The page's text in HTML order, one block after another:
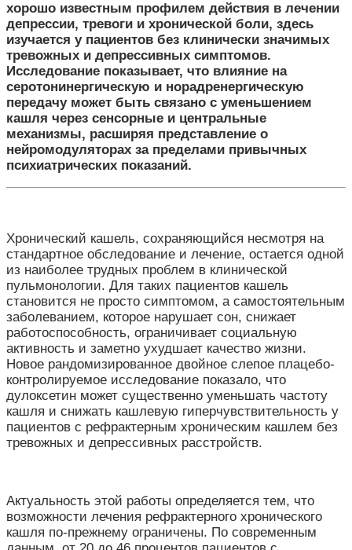
хорошо известным профилем действия в лечении
депрессии, тревоги и хронической боли, здесь
изучается у пациентов без клинически значимых
тревожных и депрессивных симптомов.
Исследование показывает, что влияние на
серотонинергическую и норадренергическую
передачу может быть связано с уменьшением
кашля через сенсорные и центральные
механизмы, расширяя представление о
нейромодуляторах за пределами привычных
психиатрических показаний.
Хронический кашель, сохраняющийся несмотря на
стандартное обследование и лечение, остается одной
из наиболее трудных проблем в клинической
пульмонологии. Для таких пациентов кашель
становится не просто симптомом, а самостоятельным
заболеванием, которое нарушает сон, снижает
работоспособность, ограничивает социальную
активность и заметно ухудшает качество жизни.
Новое рандомизированное двойное слепое плацебо-
контролируемое исследование показало, что
дулоксетин может существенно уменьшать частоту
кашля и снижать кашлевую гиперчувствительность у
пациентов с рефрактерным хроническим кашлем без
тревожных и депрессивных расстройств.
Актуальность этой работы определяется тем, что
возможности лечения рефрактерного хронического
кашля по-прежнему ограничены. По современным